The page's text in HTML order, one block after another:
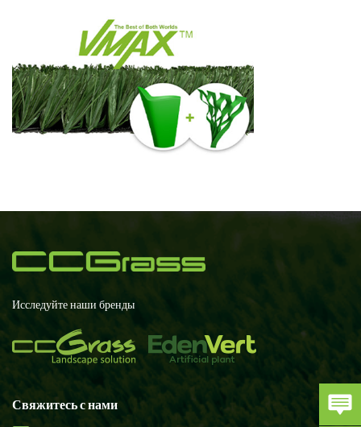
Исследуйте наши бренды
Свяжитесь с нами